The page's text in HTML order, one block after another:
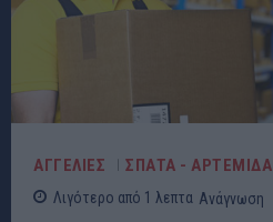
ΑΓΓΕΛΙΕΣ ΣΠΑΤΑ - ΑΡΤΕΜΙΔΑ
Λιγότερο από 1 λεπτα Ανάγνωση